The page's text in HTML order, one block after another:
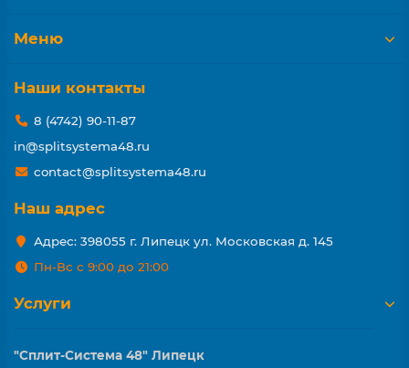
Меню
Наши контакты
8 (4742) 90-11-87
in@splitsystema48.ru
contact@splitsystema48.ru
Наш адрес
Адрес: 398055 г. Липецк ул. Московская д. 145
Пн-Вс с 9:00 до 21:00
Услуги
"Сплит-Система 48" Липецк